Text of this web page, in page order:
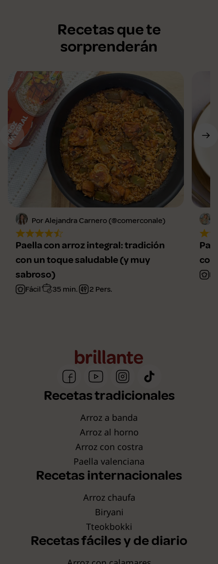
Recetas que te
sorprenderán
Por Alejandra Carnero (@comerconale)
Paella con arroz integral: tradición
con un toque saludable (y muy
sabroso)
Fácil 35 min. 2 Pers.
Recetas tradicionales
Arroz a banda
Arroz al horno
Arroz con costra
Paella valenciana
Recetas internacionales
Arroz chaufa
Biryani
Tteokbokki
Recetas fáciles y de diario